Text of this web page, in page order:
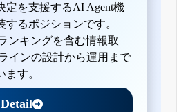
定を支援するAI Agent機
するポジションです。
ンキングを含む情報取
インの設計から運用まで
す。
Detail